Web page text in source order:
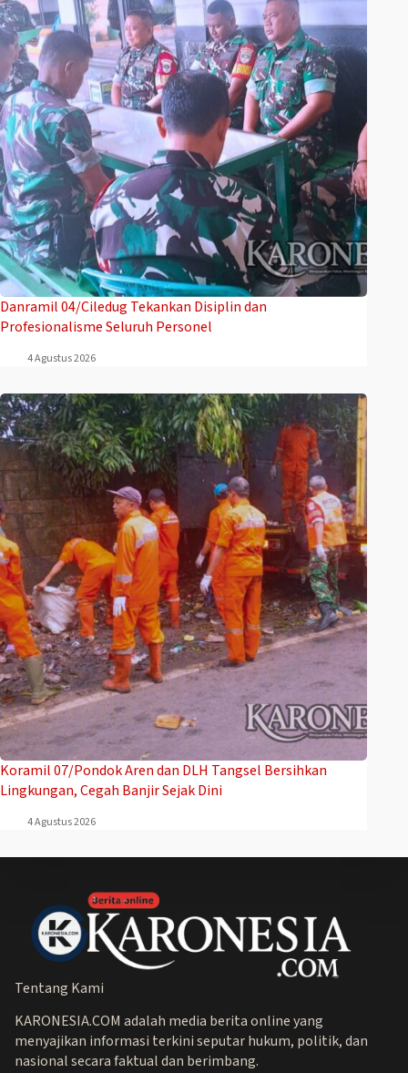
Danramil 04/Ciledug Tekankan Disiplin dan
Profesionalisme Seluruh Personel
4 Agustus 2026
Koramil 07/Pondok Aren dan DLH Tangsel Bersihkan
Lingkungan, Cegah Banjir Sejak Dini
4 Agustus 2026
Tentang Kami
KARONESIA.COM adalah media berita online yang
menyajikan informasi terkini seputar hukum, politik, dan
nasional secara faktual dan berimbang.